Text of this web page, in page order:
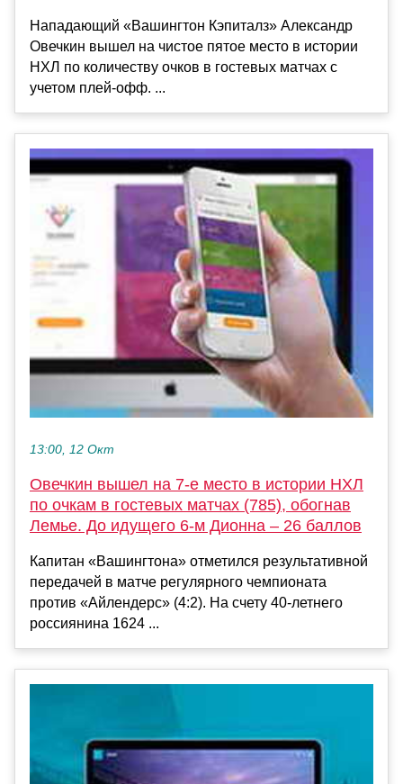
Нападающий «Вашингтон Кэпиталз» Александр
Овечкин вышел на чистое пятое место в истории
НХЛ по количеству очков в гостевых матчах с
учетом плей‑офф. ...
13:00, 12 Окт
Овечкин вышел на 7-е место в истории НХЛ
по очкам в гостевых матчах (785), обогнав
Лемье. До идущего 6-м Дионна – 26 баллов
Капитан «Вашингтона» отметился результативной
передачей в матче регулярного чемпионата
против «Айлендерс» (4:2). На счету 40-летнего
россиянина 1624 ...